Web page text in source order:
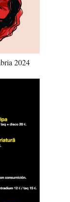
2024